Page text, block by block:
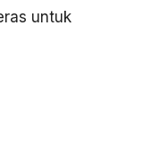
untuk